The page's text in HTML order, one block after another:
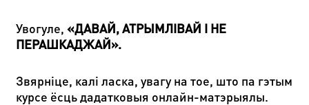
Увогуле,«ДАВАЙ, АТРЫМЛІВАЙ І НЕ
ПЕРАШКАДЖАЙ».
Звярніце, калі ласка, увагу на тое, што па гэтым
курсе ёсць дадатковыя онлайн-матэрыялы.